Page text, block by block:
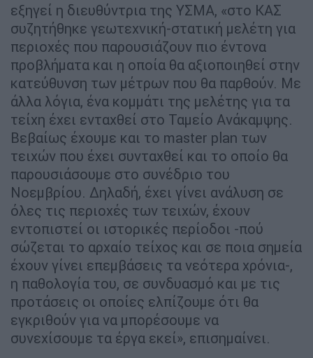
εξηγεί η διευθύντρια της ΥΣΜΑ, «στο ΚΑΣ
συζητήθηκε γεωτεχνική-στατική μελέτη για
περιοχές που παρουσιάζουν πιο έντονα
προβλήματα και η οποία θα αξιοποιηθεί στην
κατεύθυνση των μέτρων που θα παρθούν. Με
άλλα λόγια, ένα κομμάτι της μελέτης για τα
τείχη έχει ενταχθεί στο Ταμείο Ανάκαμψης.
Βεβαίως έχουμε και το master plan των
τειχών που έχει συνταχθεί και το οποίο θα
παρουσιάσουμε στο συνέδριο του
Νοεμβρίου. Δηλαδή, έχει γίνει ανάλυση σε
όλες τις περιοχές των τειχών, έχουν
εντοπιστεί οι ιστορικές περίοδοι -πού
σώζεται το αρχαίο τείχος και σε ποια σημεία
έχουν γίνει επεμβάσεις τα νεότερα χρόνια-,
η παθολογία του, σε συνδυασμό και με τις
προτάσεις οι οποίες ελπίζουμε ότι θα
εγκριθούν για να μπορέσουμε να
συνεχίσουμε τα έργα εκεί», επισημαίνει.